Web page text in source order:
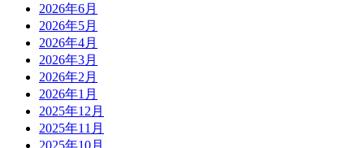
2026年6月
2026年5月
2026年4月
2026年3月
2026年2月
2026年1月
2025年12月
2025年11月